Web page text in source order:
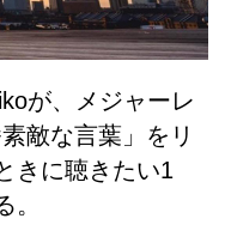
が、メジャーレ
敵な言葉」をリ
きに聴きたい1